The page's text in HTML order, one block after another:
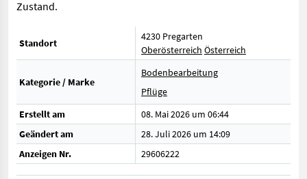
Zustand.
Standort
4230 Pregarten
Oberösterreich Österreich
Kategorie / Marke
Bodenbearbeitung
Pflüge
Erstellt am
08. Mai 2026 um 06:44
Geändert am
28. Juli 2026 um 14:09
Anzeigen Nr.
29606222